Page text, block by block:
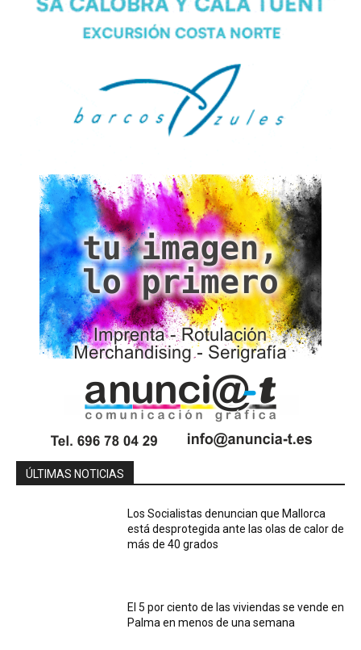
ÚLTIMAS NOTICIAS
Los Socialistas denuncian que Mallorca
está desprotegida ante las olas de calor de
más de 40 grados
El 5 por ciento de las viviendas se vende en
Palma en menos de una semana